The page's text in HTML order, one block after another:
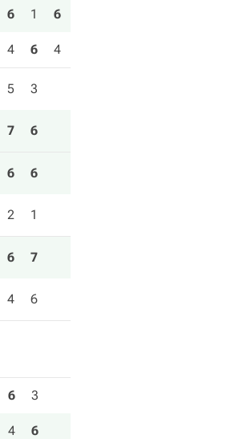
6 1 6
4 6 4
5 3
7 6
6 6
2 1
6 7
4 6
6 3
4 6